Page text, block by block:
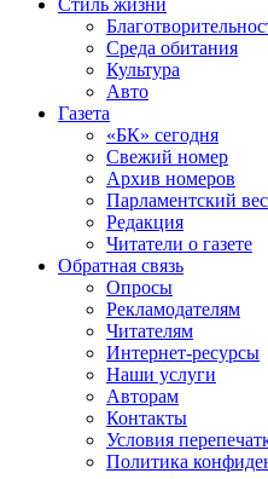
Стиль жизни
Среда обитания
Культура
Авто
Газета
«БК» сегодня
Свежий номер
Архив номеров
Парламентский
Редакция
Читатели о газете
Обратная связь
Опросы
Рекламодателям
Читателям
Интернет-ресурсы
Наши услуги
Авторам
Контакты
Условия
Политика